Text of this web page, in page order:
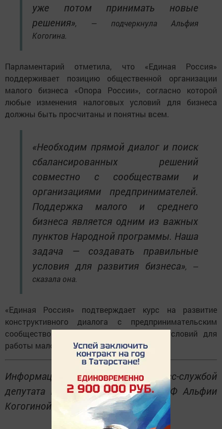
уже потом принимать новые
решения», — подчеркнула Альфия
Когогина.
Парламентарий отметила, что «Единая Россия»
поддерживает позицию общественной организации
малого бизнеса «Опора России», согласно которой
любые изменения налоговых условий для бизнеса
должны быть просчитаны и понятны всем.
«Необходим прямой диалог и поиск
сбалансированных решений
совместно с сообществами и
организациями предпринимателей.
Поддержка малого и среднего
бизнеса является одним из важных
пунктов Народной программы. Наша
задача — создавать правильные
условия для развития бизнеса», —
сказала она.
«Единая Россия» подтверждает курс на развитие
конструктивного диалога с предпринимательским
сообществом и создание комфортных условий для
работы малого и среднего бизнеса.
Информация предоставлена пресс-службой
депутата Государственной Думы РФ Альфии
Когогиной